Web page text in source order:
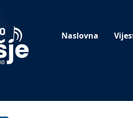
Naslovna